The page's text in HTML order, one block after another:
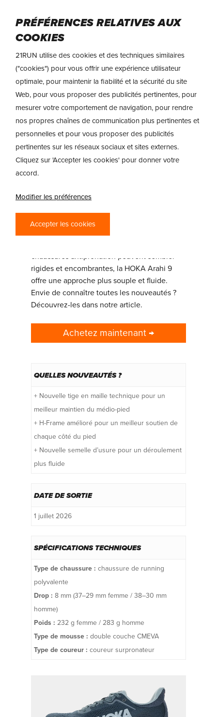
content
Menu
HOKA ARAHI 9
TEST & AVIS : UNE
STABILITÉ
INCROYABLEMENT
SOUPLE POUR LES
ENTRAÎNEMENTS
QUOTIDIENS
coureurs à la recherche d’un bon soutien
chaussures antipronation peuvent sembler
rigides et encombrantes, la HOKA Arahi 9
offre une approche plus souple et fluide.
Envie de connaître toutes les nouveautés ?
Découvrez-les dans notre article.
Achetez maintenant →
QUELLES NOUVEAUTÉS ?
+ Nouvelle tige en maille technique pour un
meilleur maintien du médio-pied
+ H-Frame amélioré pour un meilleur soutien de
chaque côté du pied
+ Nouvelle semelle d’usure pour un déroulement
plus fluide
DATE DE SORTIE
1 juillet 2026
SPÉCIFICATIONS TECHNIQUES
Type de chaussure : chaussure de running
polyvalente
Drop : 8 mm (37–29 mm femme / 38–30 mm
homme)
Poids : 232 g femme / 283 g homme
Type de mousse : double couche CMEVA
Type de coureur : coureur surpronateur
PRÉFÉRENCES RELATIVES AUX
COOKIES
21RUN utilise des cookies et des techniques similaires
("cookies") pour vous offrir une expérience utilisateur
optimale, pour maintenir la fiabilité et la sécurité du site
Web, pour vous proposer des publicités pertinentes, pour
mesurer votre comportement de navigation, pour rendre
nos propres chaînes de communication plus pertinentes et
personnelles et pour vous proposer des publicités
pertinentes sur les réseaux sociaux et sites externes.
Cliquez sur 'Accepter les cookies' pour donner votre
accord.
Modifier les préférences
Accepter les cookies